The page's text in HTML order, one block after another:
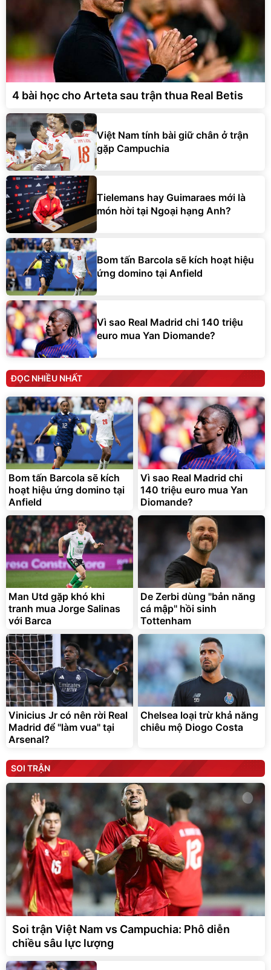
4 bài học cho Arteta sau trận thua Real Betis
Việt Nam tính bài giữ chân ở trận
gặp Campuchia
Tielemans hay Guimaraes mới là
món hời tại Ngoại hạng Anh?
Bom tấn Barcola sẽ kích hoạt hiệu
ứng domino tại Anfield
Vì sao Real Madrid chi 140 triệu
euro mua Yan Diomande?
ĐỌC NHIỀU NHẤT
Bom tấn Barcola sẽ kích
hoạt hiệu ứng domino tại
Anfield
Vì sao Real Madrid chi
140 triệu euro mua Yan
Diomande?
Man Utd gặp khó khi
tranh mua Jorge Salinas
với Barca
De Zerbi dùng ''bản năng
cá mập'' hồi sinh
Tottenham
Vinicius Jr có nên rời Real
Madrid để "làm vua" tại
Arsenal?
Chelsea loại trừ khả năng
chiêu mộ Diogo Costa
SOI TRẬN
Soi trận Việt Nam vs Campuchia: Phô diễn
chiều sâu lực lượng